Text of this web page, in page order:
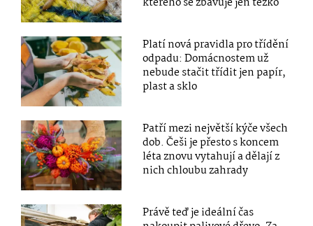
Platí nová pravidla pro třídění
odpadu: Domácnostem už
nebude stačit třídit jen papír,
plast a sklo
Patří mezi největší kýče všech
dob. Češi je přesto s koncem
léta znovu vytahují a dělají z
nich chloubu zahrady
Právě teď je ideální čas